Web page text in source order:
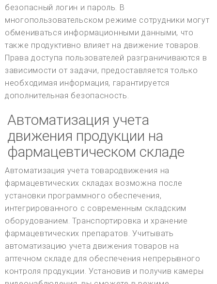
безопасный логин и пароль. В
многопользовательском режиме сотрудники могут
обмениваться информационными данными, что
также продуктивно влияет на движение товаров.
Права доступа пользователей разграничиваются в
зависимости от задачи, предоставляется только
необходимая информация, гарантируется
дополнительная безопасность.
Автоматизация учета
движения продукции на
фармацевтическом складе
Автоматизация учета товародвижения на
фармацевтических складах возможна после
установки программного обеспечения,
интегрированного с современным складским
оборудованием. Транспортировка и хранение
фармацевтических препаратов. Учитывать
автоматизацию учета движения товаров на
аптечном складе для обеспечения непрерывного
контроля продукции. Установив и получив камеры